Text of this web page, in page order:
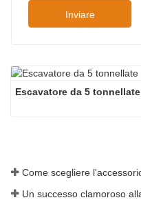
Inviare
Escavatore da 5 tonnellate